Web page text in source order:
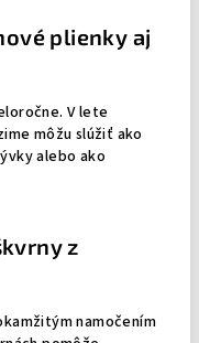
plienky aj
V lete
môžu slúžiť ako
alebo ako
z
namočením